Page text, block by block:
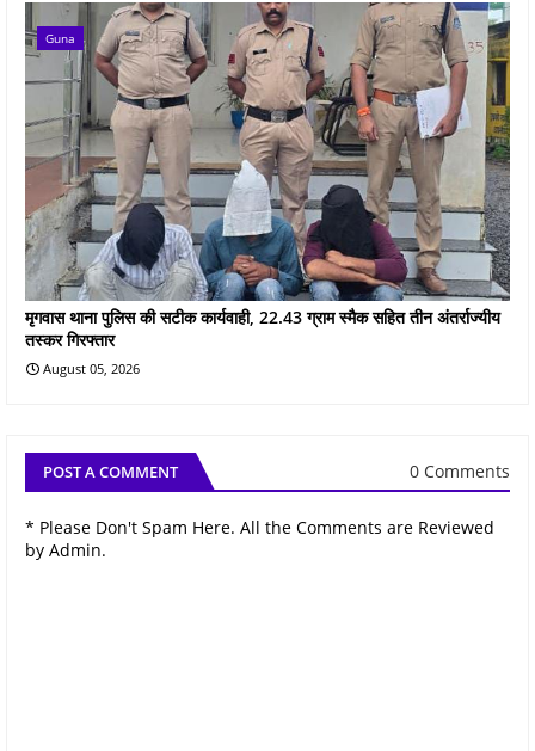
Guna
मृगवास थाना पुलिस की सटीक कार्यवाही, 22.43 ग्राम स्मैक सहित तीन अंतर्राज्यीय
तस्कर गिरफ्तार
August 05, 2026
POST A COMMENT 0 Comments
* Please Don't Spam Here. All the Comments are Reviewed
by Admin.